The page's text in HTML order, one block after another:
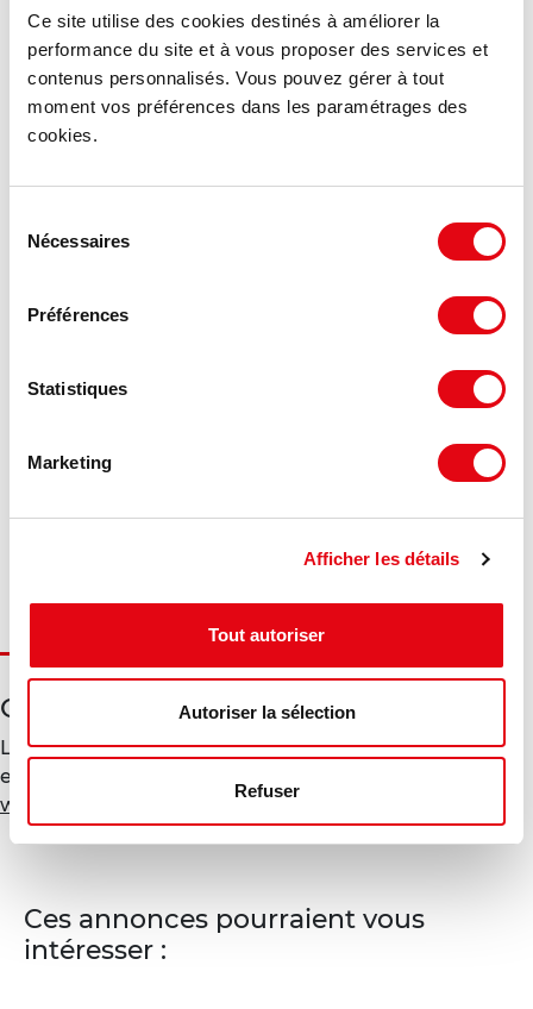
Ce site utilise des cookies destinés à améliorer la
performance du site et à vous proposer des services et
contenus personnalisés. Vous pouvez gérer à tout
moment vos préférences dans les paramétrages des
cookies.
Nécessaires
Préférences
Statistiques
Marketing
Afficher les détails
Tout autoriser
Autoriser la sélection
Refuser
Diagnostic en cours de réalisation
Diagnostic en cours de réalisation
Géorisques
Les informations sur les risques auxquels ce bien est
exposé sont disponibles sur le site Géorisques :
www.georisques.gouv.fr
Ces annonces pourraient vous
intéresser :